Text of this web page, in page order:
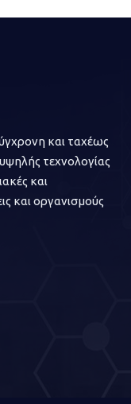
και ταχέως
τεχνολογίας
και
και οργανισμούς